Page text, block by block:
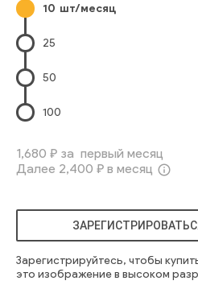
поверхность стекло
10 шт/месяц
25
50
100
1,680 ₽ за первый месяц
Далее 2,400 ₽ в месяц info_outline
Зарегистрируйтесь, чтобы
это изображение в высоком